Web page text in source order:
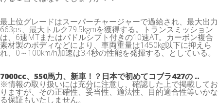
最上位グレードはスーパーチャージャーで過給され、最大出力
663ps、最大トルク79.5kgmを獲得する。トランスミッション
は、6速MTまたはパドルシフト付きの10速AT。カーボン複合
素材製のボディなどにより、車両重量は1450kg以下に抑えら
れ、0～100km/h加速は3.4秒の性能を発揮する、としている。
7000cc、550馬力、新車！？日本で初めてコブラ427の ..
※情報の取り扱いには充分に注意し、確認した上で掲載してお
りますが、その正確性、妥当性、適法性、目的適合性等いかな
る保証もいたしません。